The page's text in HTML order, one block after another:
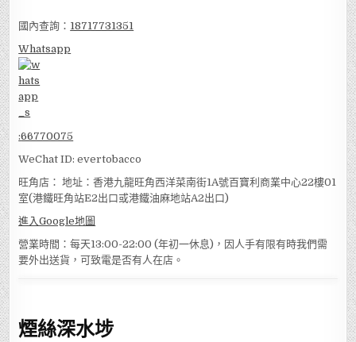
國內查詢： 18717731351
Whatsapp
:66770075
WeChat ID: evertobacco
旺角店： 地址：香港九龍旺角西洋菜南街1A號百寶利商業中心22樓01
室(港鐵旺角站E2出口或港鐵油麻地站A2出口)
進入Google地圖
營業時間：每天13:00-22:00 (年初一休息)，因人手有限有時我們需
要外出送貨，可致電是否有人在店。
煙絲深水埗